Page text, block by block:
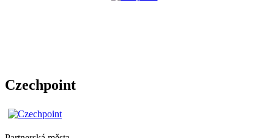
Czechpoint